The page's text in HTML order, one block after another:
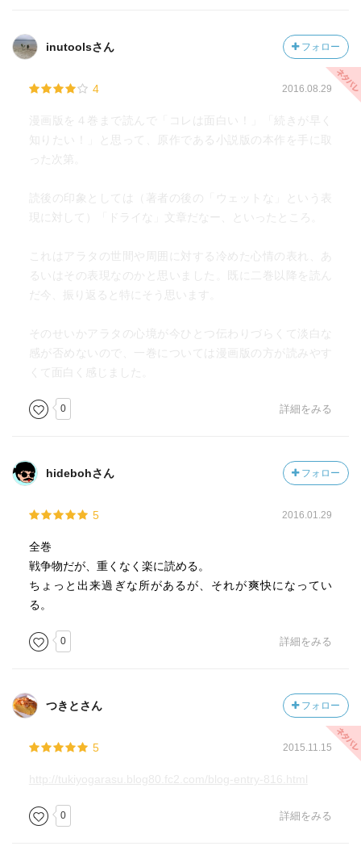
inutoolsさん フォロー
4 2016.08.29
漫画版を４巻まで読んで「コレは面白い！」「続きが早く
知りたい！」と思って、原作である小説版の本作を手に取
った次第。
読後の印象としては（著者の後の「ウェットな」という表
現に対して）「ドライな」文章だなー、といったところ。
これはアラタの世間や周囲に対する冷めた心情の表れ、あ
るいはその表現なのかと思いました。既に二巻以降を読ん
だ今、振り返ると特にそう思います。
そのせいかアラタの心境が今ひとつ伝わりづらくて淡白な
感が否めないので、一巻については漫画版の方が読みやす
くて面白く感じました。
0 詳細をみる
hidebohさん フォロー
5 2016.01.29
全巻
戦争物だが、重くなく楽に読める。
ちょっと出来過ぎな所があるが、それが爽快になってい
る。
0 詳細をみる
つきとさん フォロー
5 2015.11.15
0 詳細をみる